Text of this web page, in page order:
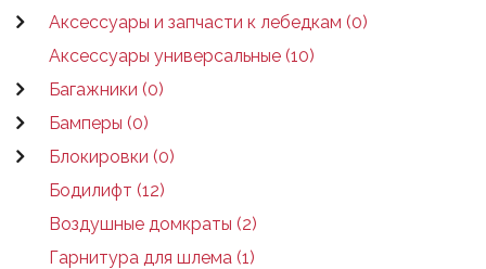
Аксессуары и запчасти к лебедкам (0)
Аксессуары универсальные (10)
Багажники (0)
Бамперы (0)
Блокировки (0)
Бодилифт (12)
Воздушные домкраты (2)
Гарнитура для шлема (1)